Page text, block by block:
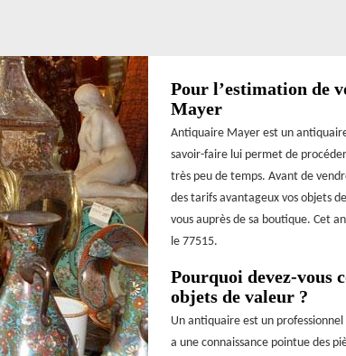
Pour l’estimation de
Mayer
Antiquaire Mayer est un
savoir-faire lui permet de
très peu de temps. Avant de
des tarifs avantageux vos objets
vous auprès de sa boutique. Cet
le 77515.
Pourquoi devez-vous
objets de valeur ?
Un antiquaire est un
a une connaissance pointue des